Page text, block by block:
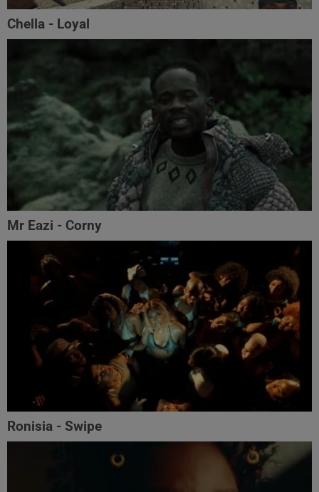
Chella - Loyal
Mr Eazi - Corny
Ronisia - Swipe